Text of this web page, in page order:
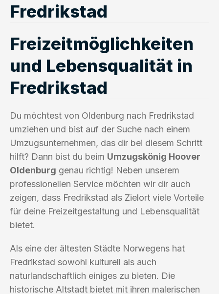
Fredrikstad
Freizeitmöglichkeiten
und Lebensqualität in
Fredrikstad
Du möchtest von Oldenburg nach Fredrikstad
umziehen und bist auf der Suche nach einem
Umzugsunternehmen, das dir bei diesem Schritt
hilft? Dann bist du beim Umzugskönig Hoover
Oldenburg genau richtig! Neben unserem
professionellen Service möchten wir dir auch
zeigen, dass Fredrikstad als Zielort viele Vorteile
für deine Freizeitgestaltung und Lebensqualität
bietet.
Als eine der ältesten Städte Norwegens hat
Fredrikstad sowohl kulturell als auch
naturlandschaftlich einiges zu bieten. Die
historische Altstadt bietet mit ihren malerischen